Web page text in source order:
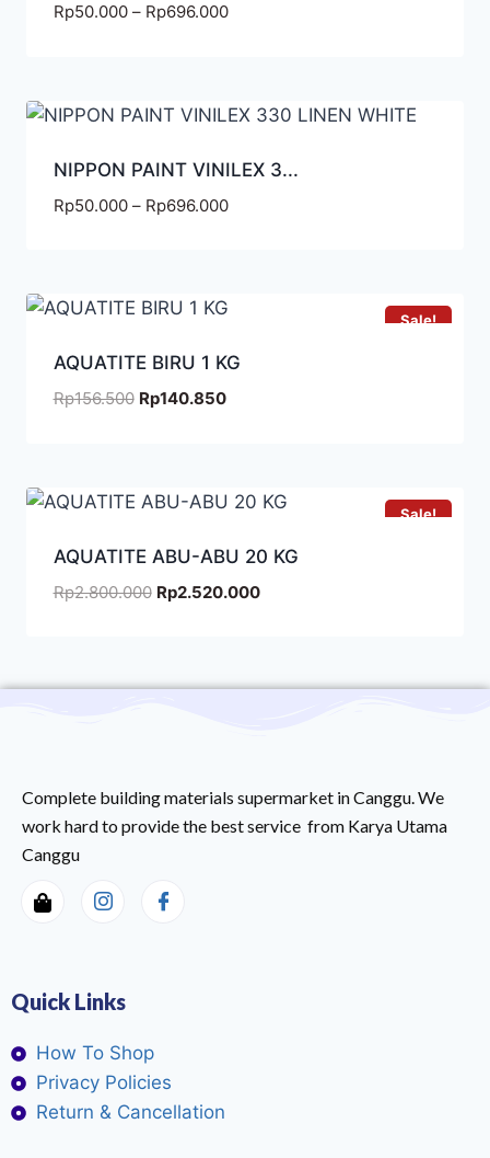
Rp50.000 – Rp696.000
NIPPON PAINT VINILEX 3...
Rp50.000 – Rp696.000
Sale!
AQUATITE BIRU 1 KG
Rp156.500 Rp140.850
Sale!
AQUATITE ABU-ABU 20 KG
Rp2.800.000 Rp2.520.000
Complete building materials supermarket in Canggu. We
work hard to provide the best service from Karya Utama
Canggu
Quick Links
How To Shop
Privacy Policies
Return & Cancellation